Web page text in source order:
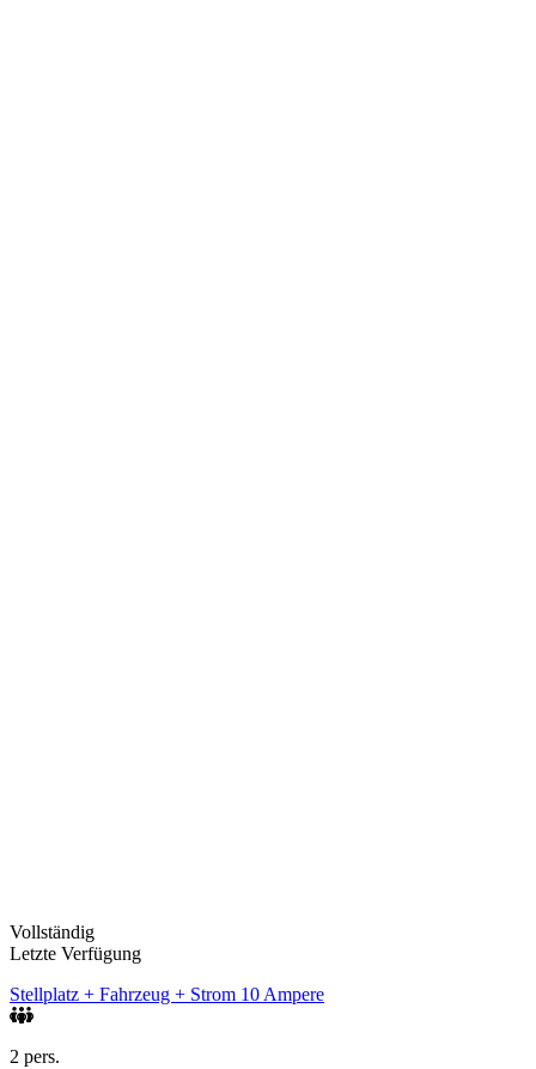
Vollständig
Letzte Verfügung
Stellplatz + Fahrzeug + Strom 10 Ampere
2 pers.